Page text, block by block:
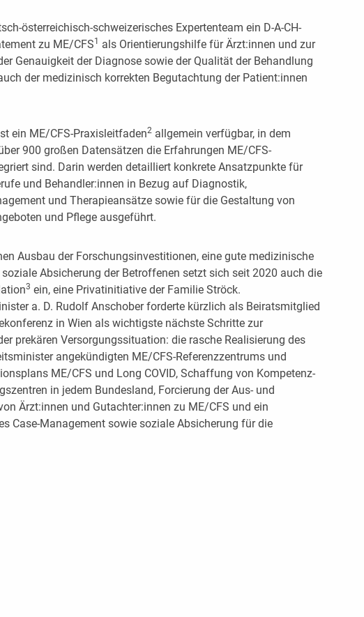
österreichisch-schweizerisches Expertenteam ein D-A-CH-
zu ME/CFS1 als Orientierungshilfe für Ärzt:innen und zur
Genauigkeit der Diagnose sowie der Qualität der Behandlung
der medizinisch korrekten Begutachtung der Patient:innen
ein ME/CFS-Praxisleitfaden2allgemein verfügbar, in dem
900 großen Datensätzen die Erfahrungen ME/CFS-
sind. Darin werden detailliert konkrete Ansatzpunkte für
und Behandler:innen in Bezug auf Diagnostik,
und Therapieansätze sowie für die Gestaltung von
und Pflege ausgeführt.
Ausbau der Forschungsinvestitionen, eine gute medizinische
Absicherung der Betroffenen setzt sich seit 2020 auch die
3 ein, eine Privatinitiative der Familie Ströck.
a. D. Rudolf Anschober forderte kürzlich als Beiratsmitglied
in Wien als wichtigste nächste Schritte zur
prekären Versorgungssituation: die rasche Realisierung des
angekündigten ME/CFS-Referenzzentrums und
ME/CFS und Long COVID, Schaffung von Kompetenz-
in jedem Bundesland, Forcierung der Aus- und
Ärzt:innen und Gutachter:innen zu ME/CFS und ein
Case-Management sowie soziale Absicherung für die